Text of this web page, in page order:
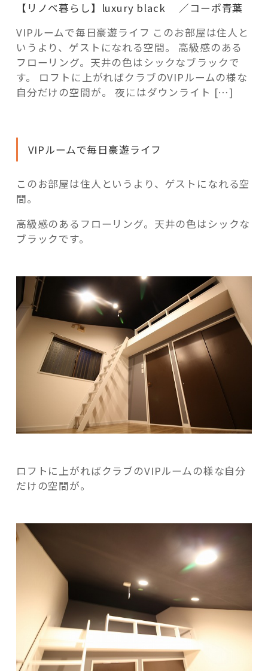
「モノ」
fleXe リノベ事例
「ひと」
これからの暮らし 住み替え相談
記事検索
【リノベ暮らし】luxury black ／コーポ青葉
VIPルームで毎日豪遊ライフ このお部屋は住人と
いうより、ゲストになれる空間。 高級感のある
フローリング。天井の色はシックなブラックで
す。 ロフトに上がればクラブのVIPルームの様な
自分だけの空間が。 夜にはダウンライト […]
VIPルームで毎日豪遊ライフ
このお部屋は住人というより、ゲストになれる空
間。
高級感のあるフローリング。天井の色はシックな
ブラックです。
ロフトに上がればクラブのVIPルームの様な自分
だけの空間が。